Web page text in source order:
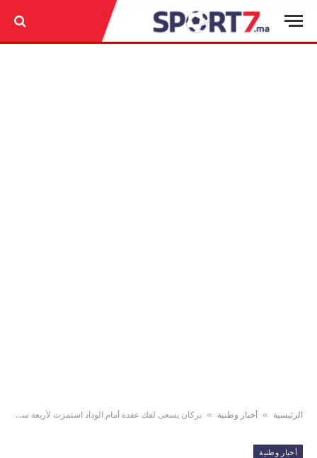
الرئيسية » أخبار وطنية » بركان يسعى لفك عقدة أمام الوداد استمرت لأربعة سنوات
أخبار وطنية